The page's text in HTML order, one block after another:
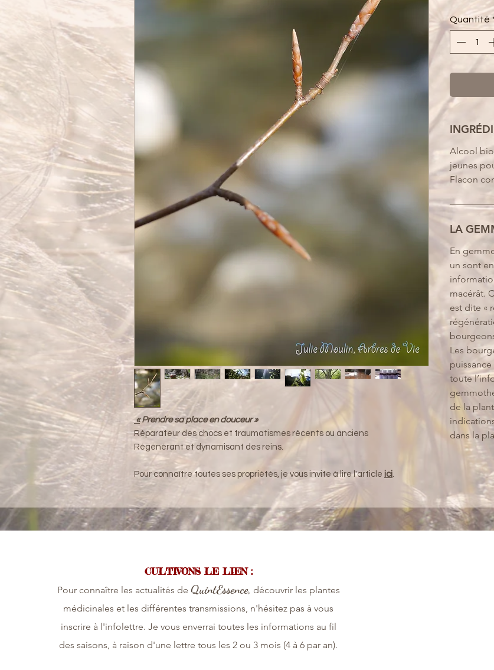
«Prendre sa place en douceur »
Réparateur des chocs et traumatismes récents ou anciens
Régénérant et dynamisant des reins.
Pour connaître toutes ses propriétés, je vous invite à lire l'article ici.
Quantité
Alcool
jeunes
Flacon
LA
En
un sont
macérât.
est dite «
Les
toute
de la
dans la
CULTIVONS LE LIEN :
Pour connaître les actualités de QuintEssence, découvrir les plantes
médicinales et les différentes transmissions, n'hésitez pas à vous
inscrire à l'infolettre. Je vous enverrai toutes les informations au fil
des saisons, à raison d'une lettre tous les 2 ou 3 mois (4 à 6 par an).